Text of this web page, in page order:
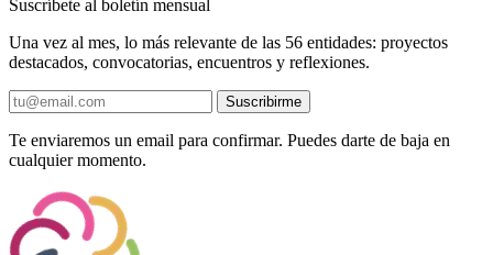
Suscríbete al boletín mensual
Una vez al mes, lo más relevante de las 56 entidades: proyectos
destacados, convocatorias, encuentros y reflexiones.
Suscribirme
Te enviaremos un email para confirmar. Puedes darte de baja en
cualquier momento.